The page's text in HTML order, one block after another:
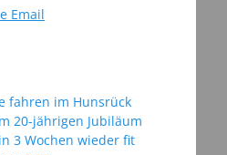
Email
fahren im Hunsrück
20-jährigen Jubiläum
3 Wochen wieder fit